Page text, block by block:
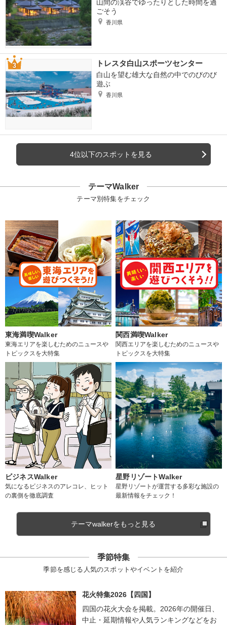
山間の渓谷でゆったりとした時間を過
ごそう
香川県
トレスタ白山スポーツセンター
白山を望む雄大な自然の中でのびのび
遊ぶ
香川県
4位以下のスポットを見る
テーマWalker
テーマ別特集をチェック
東海満喫Walker
東海エリアを楽しむためのニュースや
トピックスを大特集
関西満喫Walker
関西エリアを楽しむためのニュースや
トピックスを大特集
ビジネスWalker
気になるビジネスのアレコレ、ヒット
の裏側を徹底調査
星野リゾートWalker
星野リゾートが運営する多彩な施設の
最新情報をチェック！
テーマwalkerをもっと見る
季節特集
季節を感じる人気のスポットやイベントを紹介
花火特集2026【四国】
四国の花火大会を掲載。2026年の開催日、
中止・延期情報や人気ランキングなどをお